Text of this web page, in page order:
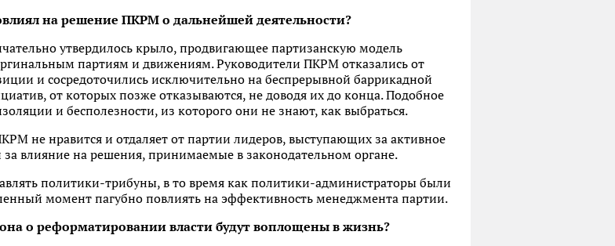
на решение ПКРМ о дальнейшей деятельности?
утвердилось крыло, продвигающее партизанскую модель
партиям и движениям. Руководители ПКРМ отказались от
и сосредоточились исключительно на беспрерывной баррикадной
от которых позже отказываются, не доводя их до конца. Подобное
и бесполезности, из которого они не знают, как выбраться.
не нравится и отдаляет от партии лидеров, выступающих за активное
за влияние на решения, принимаемые в законодательном органе.
политики-трибуны, в то время как политики-администраторы были
момент пагубно повлиять на эффективность менеджмента партии.
о реформатировании власти будут воплощены в жизнь?